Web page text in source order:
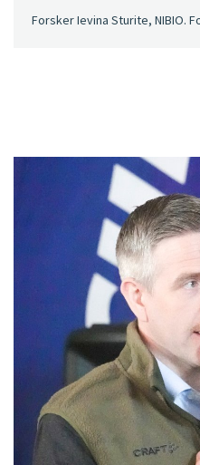
Forsker Ievina Sturite, NIBIO.